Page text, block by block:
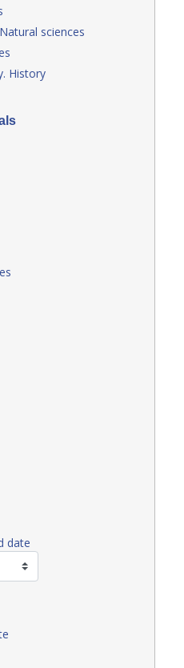
sciences
History
date